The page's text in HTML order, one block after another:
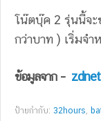
โน๊ตบุ๊ค 2 รุ่นนี้จะ
กว่าบาท ) เริ่มจ
ข้อมูลจาก – zdnet
ป้ายกำกับ: 32hours,